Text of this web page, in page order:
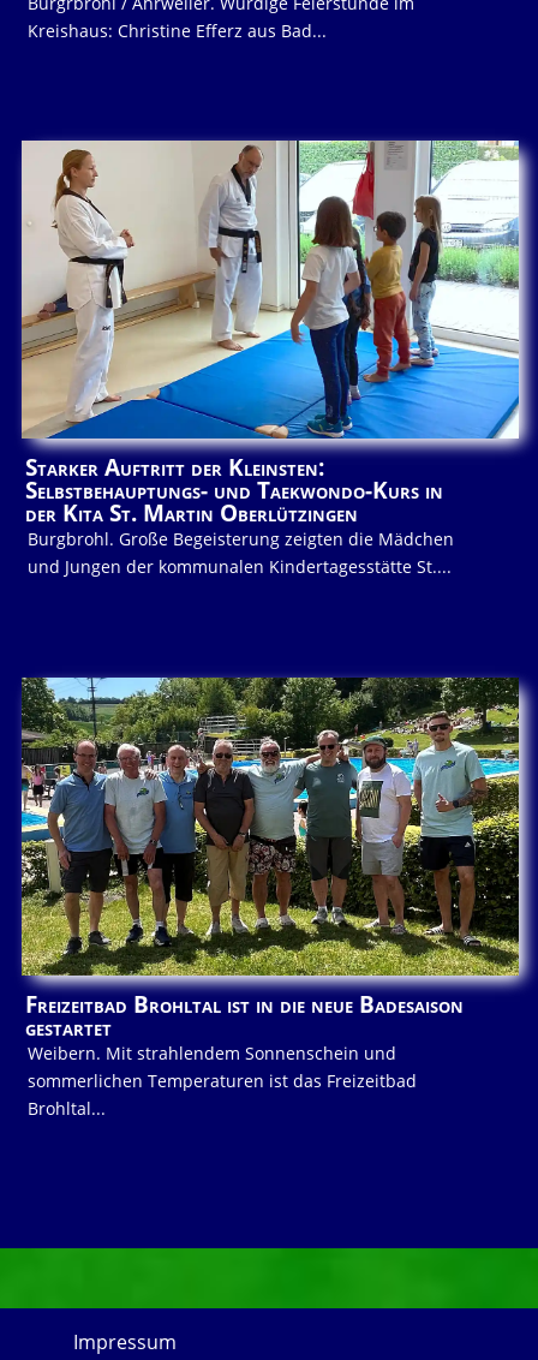
Kreishaus: Christine Efferz aus Bad...
Starker Auftritt der Kleinsten:
Selbstbehauptungs- und Taekwondo-Kurs in
der Kita St. Martin Oberlützingen
Burgbrohl. Große Begeisterung zeigten die Mädchen
und Jungen der kommunalen Kindertagesstätte St....
Freizeitbad Brohltal ist in die neue Badesaison
gestartet
Weibern. Mit strahlendem Sonnenschein und
sommerlichen Temperaturen ist das Freizeitbad
Brohltal...
Impressum